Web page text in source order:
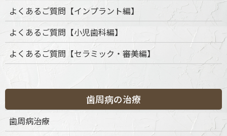
よくあるご質問【インプラント編】
よくあるご質問【小児歯科編】
よくあるご質問【セラミック・審美編】
歯周病の治療
歯周病治療